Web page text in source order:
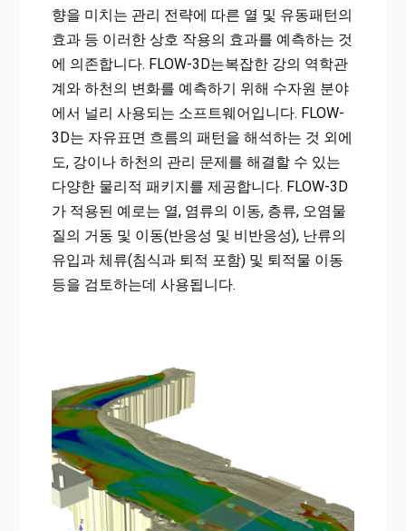
향을 미치는 관리 전략에 따른 열 및 유동패턴의
효과 등 이러한 상호 작용의 효과를 예측하는 것
에 의존합니다. FLOW-3D는복잡한 강의 역학관
계와 하천의 변화를 예측하기 위해 수자원 분야
에서 널리 사용되는 소프트웨어입니다. FLOW-
3D는 자유표면 흐름의 패턴을 해석하는 것 외에
도, 강이나 하천의 관리 문제를 해결할 수 있는
다양한 물리적 패키지를 제공합니다. FLOW-3D
가 적용된 예로는 열, 염류의 이동, 층류, 오염물
질의 거동 및 이동(반응성 및 비반응성), 난류의
유입과 체류(침식과 퇴적 포함) 및 퇴적물 이동
등을 검토하는데 사용됩니다.